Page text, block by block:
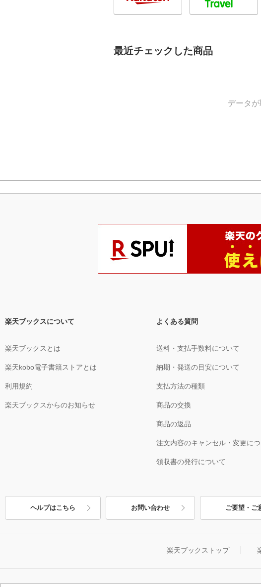
最近チェックした商品
データ
楽天ブックスについて
楽天ブックスとは
楽天kobo電子書籍ストアとは
利用規約
楽天ブックスからのお知らせ
よくある質問
送料・支払手数料について
納期・発送の目安について
支払方法の種類
商品の交換
商品の返品
注文内容のキャンセル・変更に
領収書の発行について
ヘルプはこちら お問い合わせ ご要望・ご
楽天ブックストップ